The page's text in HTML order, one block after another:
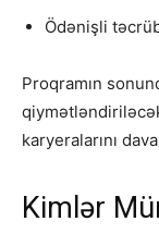
Ödənişli
Proqramın
karyeralarını
Kimlər